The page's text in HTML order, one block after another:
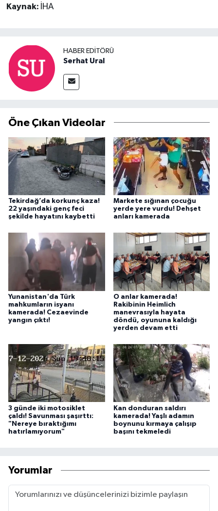
Kaynak: İHA
HABER EDITÖRÜ
Serhat Ural
Öne Çıkan Videolar
Tekirdağ’da korkunç kaza!
22 yaşındaki genç feci
şekilde hayatını kaybetti
Markete sığınan çocuğu
yerde yere vurdu! Dehşet
anları kamerada
Yunanistan'da Türk
mahkumların isyanı
kamerada! Cezaevinde
yangın çıktı!
O anlar kamerada!
Rakibinin Heimlich
manevrasıyla hayata
döndü, oyununa kaldığı
yerden devam etti
3 günde iki motosiklet
çaldı! Savunması şaşırttı:
"Nereye bıraktığımı
hatırlamıyorum"
Kan donduran saldırı
kamerada! Yaşlı adamın
boynunu kırmaya çalışıp
başını tekmeledi
Yorumlar